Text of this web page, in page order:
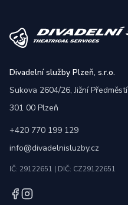
Divadelní služby Plzeň, s.r.o.
Sukova 2604/26, Jižní Předměstí
301 00 Plzeň
+420 770 199 129
info@divadelnisluzby.cz
IČ: 29122651 | DIČ: CZ29122651